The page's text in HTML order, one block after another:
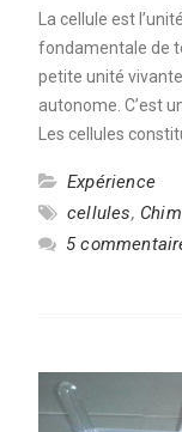
La cellule est
fondamentale de
petite unité
autonome. C’est
Les cellules
Expérience
cellules,
5